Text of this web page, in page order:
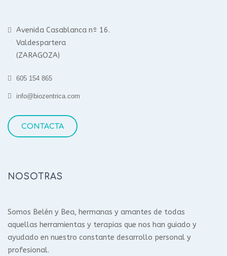
Avenida Casablanca nº 16.
Valdespartera
(ZARAGOZA)
605 154 865
info@biozentrica.com
CONTACTA
NOSOTRAS
Somos Belén y Bea, hermanas y amantes de todas
aquellas herramientas y terapias que nos han guiado y
ayudado en nuestro constante desarrollo personal y
profesional.